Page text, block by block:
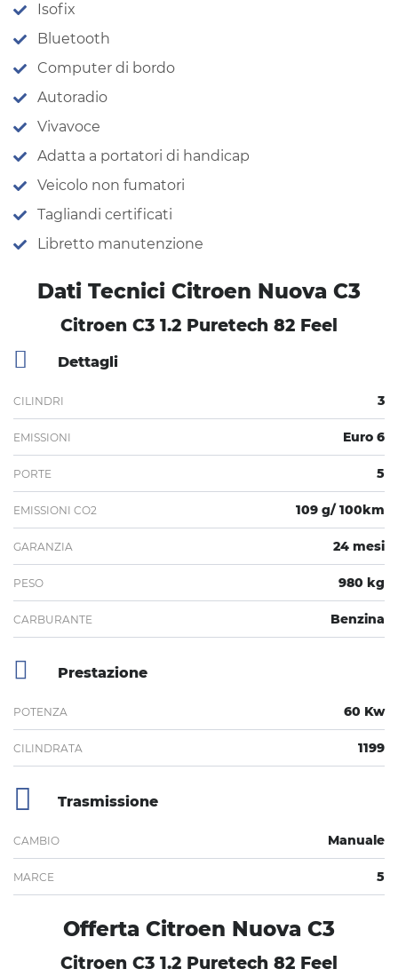
Isofix
Bluetooth
Computer di bordo
Autoradio
Vivavoce
Adatta a portatori di handicap
Veicolo non fumatori
Tagliandi certificati
Libretto manutenzione
Dati Tecnici Citroen Nuova C3
Citroen C3 1.2 Puretech 82 Feel
Dettagli
CILINDRI 3
EMISSIONI Euro 6
PORTE 5
EMISSIONI CO2 109 g/ 100km
GARANZIA 24 mesi
PESO 980 kg
CARBURANTE Benzina
Prestazione
POTENZA 60 Kw
CILINDRATA 1199
Trasmissione
CAMBIO Manuale
MARCE 5
Offerta Citroen Nuova C3
Citroen C3 1.2 Puretech 82 Feel